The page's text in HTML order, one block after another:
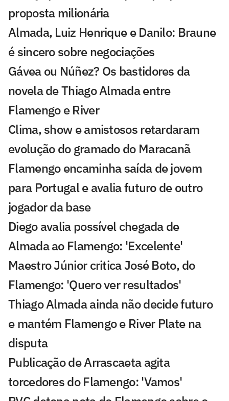
proposta milionária
Almada, Luiz Henrique e Danilo: Braune
é sincero sobre negociações
Gávea ou Núñez? Os bastidores da
novela de Thiago Almada entre
Flamengo e River
Clima, show e amistosos retardaram
evolução do gramado do Maracanã
Flamengo encaminha saída de jovem
para Portugal e avalia futuro de outro
jogador da base
Diego avalia possível chegada de
Almada ao Flamengo: 'Excelente'
Maestro Júnior critica José Boto, do
Flamengo: 'Quero ver resultados'
Thiago Almada ainda não decide futuro
e mantém Flamengo e River Plate na
disputa
Publicação de Arrascaeta agita
torcedores do Flamengo: 'Vamos'